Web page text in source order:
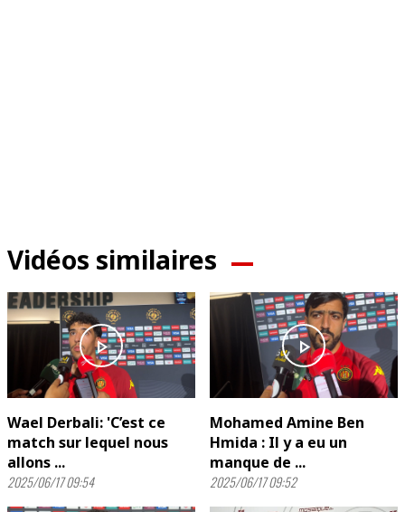
Vidéos similaires
play_arrow
Wael Derbali: 'C’est ce
match sur lequel nous
allons ...
2025/06/17 09:54
play_arrow
Mohamed Amine Ben
Hmida : Il y a eu un
manque de ...
2025/06/17 09:52